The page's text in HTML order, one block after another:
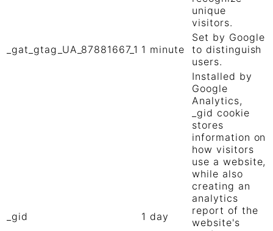
unique
visitors.
_gat_gtag_UA_87881667_1 1 minute
Set by Google
to distinguish
users.
_gid 1 day
Installed by
Google
Analytics,
_gid cookie
stores
information on
how visitors
use a website,
while also
creating an
analytics
report of the
website's